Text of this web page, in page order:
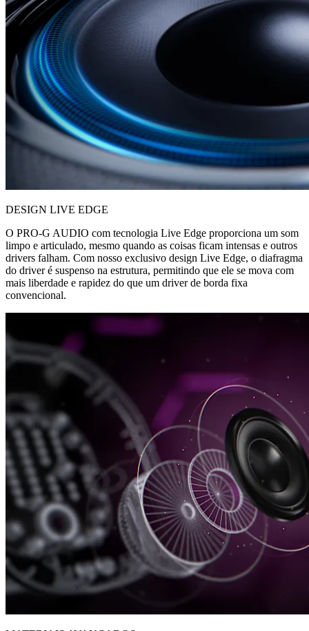
DESIGN LIVE EDGE
O PRO-G AUDIO com tecnologia Live Edge proporciona um som
limpo e articulado, mesmo quando as coisas ficam intensas e outros
drivers falham. Com nosso exclusivo design Live Edge, o diafragma
do driver é suspenso na estrutura, permitindo que ele se mova com
mais liberdade e rapidez do que um driver de borda fixa
convencional.